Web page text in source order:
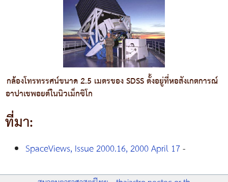
กล้องโทรทรรศน์ขนาด 2.5 เมตรของ SDSS ตั้งอยู่ที่หอสังเกตการณ์
อาปาเชพอยต์ในนิวเม็กซิโก
ที่มา:
SpaceViews, Issue 2000.16, 2000 April 17-